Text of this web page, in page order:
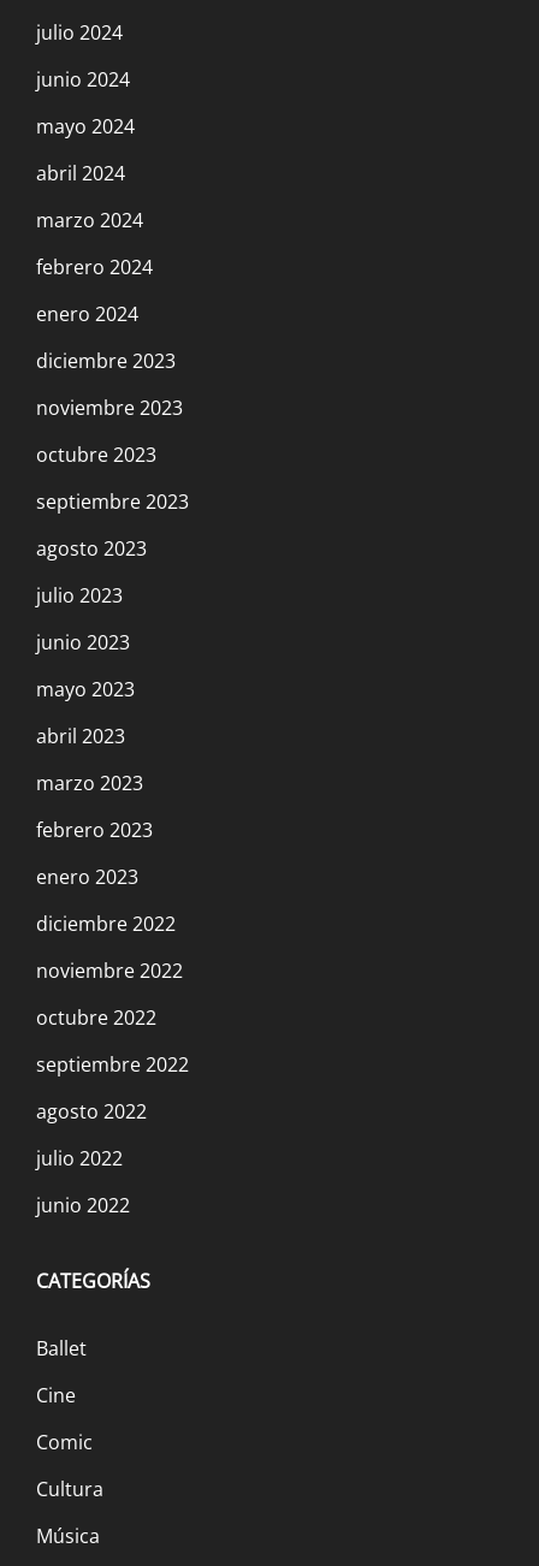
julio 2024
junio 2024
mayo 2024
abril 2024
marzo 2024
febrero 2024
enero 2024
diciembre 2023
noviembre 2023
octubre 2023
septiembre 2023
agosto 2023
julio 2023
junio 2023
mayo 2023
abril 2023
marzo 2023
febrero 2023
enero 2023
diciembre 2022
noviembre 2022
octubre 2022
septiembre 2022
agosto 2022
julio 2022
junio 2022
CATEGORÍAS
Ballet
Cine
Comic
Cultura
Música